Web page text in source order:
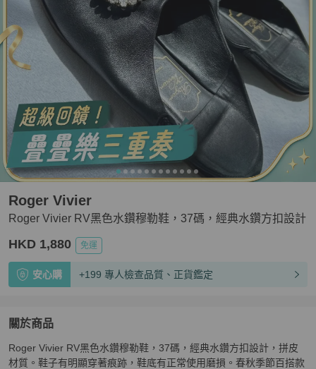
Roger Vivier RV黑色水鑽穆勒鞋，37碼，經典水鑽方扣設計
Roger Vivier
HKD 1,880 免運
安心購 +199 專人檢查品質、正貨鑑定
關於商品
關於Roger Vivier RV黑色水鑽穆勒鞋，37碼，經典水鑽方扣
Roger Vivier RV黑色水鑽穆勒鞋，37碼，經典水鑽方扣設計，拼皮
材質。鞋子有明顯穿著痕跡，鞋底有正常使用磨損。春秋季節百搭款